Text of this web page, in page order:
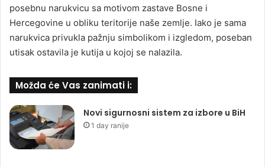
posebnu narukvicu sa motivom zastave Bosne i
Hercegovine u obliku teritorije naše zemlje. Iako je sama
narukvica privukla pažnju simbolikom i izgledom, poseban
utisak ostavila je kutija u kojoj se nalazila.
Možda će Vas zanimati i:
Novi sigurnosni sistem za izbore u BiH
1 day ranije